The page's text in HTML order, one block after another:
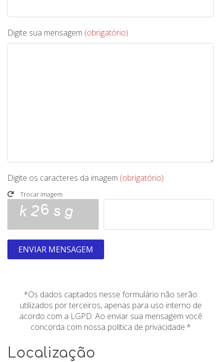
Digite sua mensagem (obrigatório)
Digite os caracteres da imagem (obrigatório)
Trocar imagem
ENVIAR MENSAGEM
*Os dados captados nesse formulário não serão
utilizados por terceiros, apenas para uso interno de
acordo com a LGPD. Ao enviar sua mensagem você
concorda com nossa política de privacidade.*
Localização